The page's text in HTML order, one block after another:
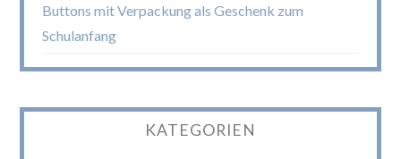
Buttons mit Verpackung als Geschenk zum
Schulanfang
KATEGORIEN